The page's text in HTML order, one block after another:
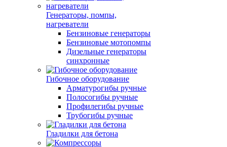
Генераторы, помпы,
нагреватели
Бензиновые генераторы
Бензиновые мотопомпы
Дизельные генераторы
синхронные
Гибочное оборудование
Арматурогибы ручные
Полосогибы ручные
Профилегибы ручные
Трубогибы ручные
Гладилки для бетона